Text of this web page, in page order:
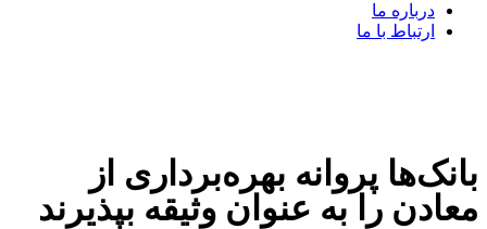
درباره ما
ارتباط با ما
بانک‌ها پروانه بهره‌برداری از
معادن را به عنوان وثیقه بپذیرند